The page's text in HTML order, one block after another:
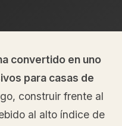
convertido en uno
para casas de
construir frente al
al alto índice de